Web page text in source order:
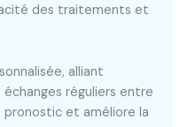
des traitements et
alliant
réguliers entre
et améliore la